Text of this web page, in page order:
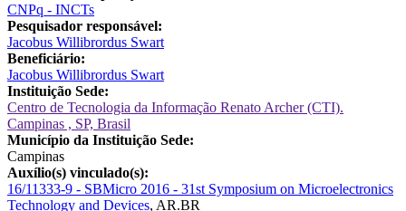
CNPq - INCTs
Pesquisador responsável:
Jacobus Willibrordus Swart
Beneficiário:
Jacobus Willibrordus Swart
Instituição Sede:
Centro de Tecnologia da Informação Renato Archer (CTI).
Campinas , SP, Brasil
Município da Instituição Sede:
Campinas
Auxílio(s) vinculado(s):
16/11333-9 - SBMicro 2016 - 31st Symposium on Microelectronics
Technology and Devices, AR.BR